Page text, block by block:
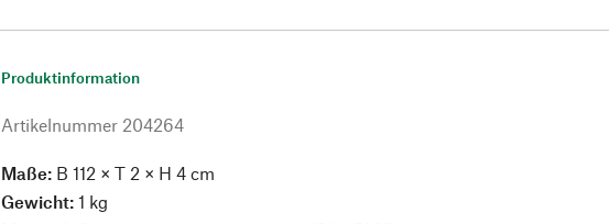
Produktinformation
Artikelnummer 204264
Maße: B 112 × T 2 × H 4 cm
Gewicht: 1 kg